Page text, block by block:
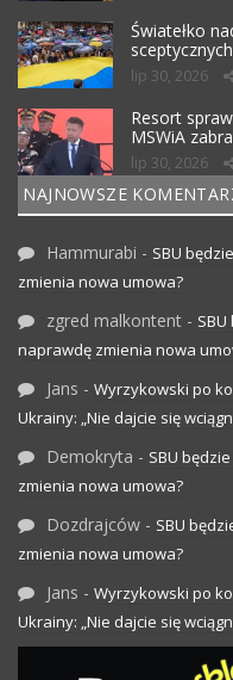
Światełko
lip 30, 2026
Resort
MSWiA
lip 30, 2026
NAJNOWSZE
Hammurabi - SBU
zmienia nowa umowa?
zgred malkontent - SBU
naprawdę zmienia nowa
Jans - Wyrzykowski po
Ukrainy: „Nie dajcie się
Demokryta - SBU
zmienia nowa umowa?
Dozdrajców - SBU
zmienia nowa umowa?
Jans - Wyrzykowski po
Ukrainy: „Nie dajcie się